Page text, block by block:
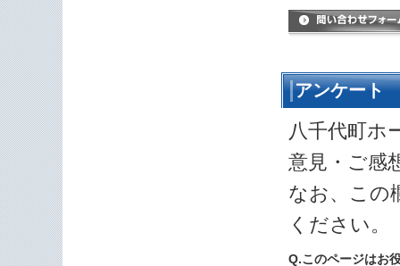
アンケート
八千代町ホ
意見・ご感
なお、この
ください。
Q.このページはお